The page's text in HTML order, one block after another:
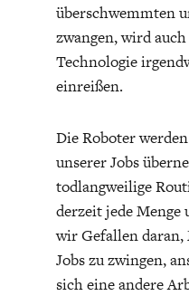
überschwemmten
zwangen, wird
Technologie
einreißen.
Die Roboter
unserer Jobs
todlangweilige
derzeit jede Menge
wir Gefallen daran,
Jobs zu zwingen,
sich eine andere